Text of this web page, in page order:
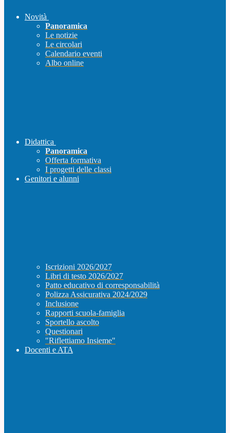
Novità
Panoramica
Le notizie
Le circolari
Calendario eventi
Albo online
Didattica
Panoramica
Offerta formativa
I progetti delle classi
Genitori e alunni
Iscrizioni 2026/2027
Libri di testo 2026/2027
Patto educativo di corresponsabilità
Polizza Assicurativa 2024/2029
Inclusione
Rapporti scuola-famiglia
Sportello ascolto
Questionari
"Riflettiamo Insieme"
Docenti e ATA